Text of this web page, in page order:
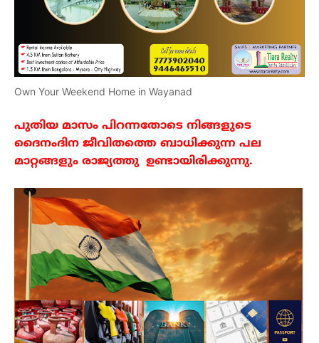
Own Your Weekend Home in Wayanad
പുതിയ മാസം പിറന്നതോടെ നിങ്ങളുടെ
ദൈനംദിന ജീവിതത്തെ ബാധിക്കുന്ന പല
മാറ്റങ്ങളും രാജ്യത്തു ഉണ്ടായിരിക്കുന്നു.